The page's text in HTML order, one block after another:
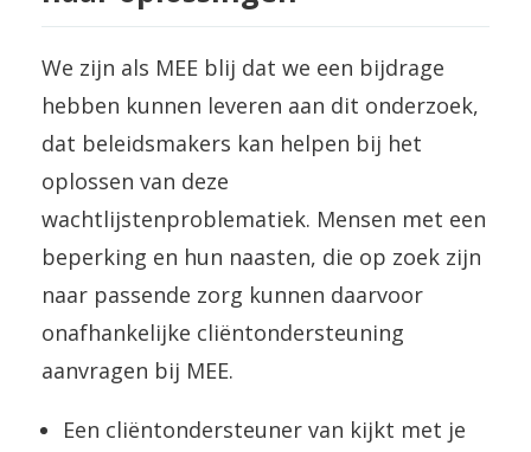
We zijn als MEE blij dat we een bijdrage
hebben kunnen leveren aan dit onderzoek,
dat beleidsmakers kan helpen bij het
oplossen van deze
wachtlijstenproblematiek. Mensen met een
beperking en hun naasten, die op zoek zijn
naar passende zorg kunnen daarvoor
onafhankelijke cliëntondersteuning
aanvragen bij MEE.
Een cliëntondersteuner van kijkt met je